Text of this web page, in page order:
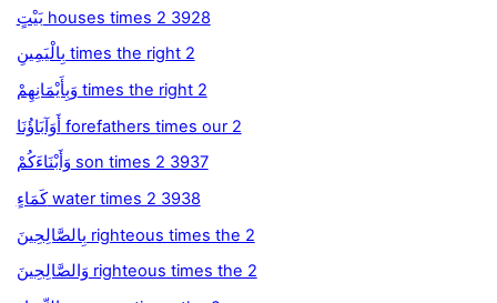
بَيْتٍ houses times 2 3928
بِالْيَمِينِ times the right 2
وَبِأَيْمَانِهِمْ times the right 2
أَوَآبَاؤُنَا forefathers times our 2
وَأَبْنَاءَكُمْ son times 2 3937
كَمَاءٍ water times 2 3938
بِالصَّالِحِينَ righteous times the 2
وَالصَّالِحِينَ righteous times the 2